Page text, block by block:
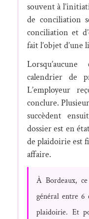
souvent à
de conciliation
conciliation et
fait l’objet
calendrier de
L’employeur
conclure.
succèdent
dossier est en
de plaidoirie est
affaire.
À Bordeaux,
général entre 6
plaidoirie. Et